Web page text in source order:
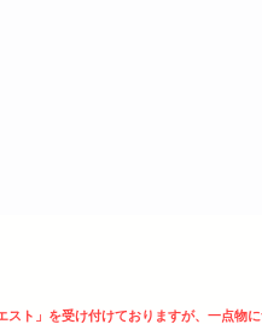
スト」を受け付けておりますが、一点物